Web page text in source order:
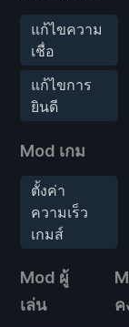
แก้ไขความ
เชื่อ
แก้ไขการ
ยินดี
Mod เกม
ตั้งค่า
ความเร็ว
เกมส์
Mod ผู้
เล่น
ค